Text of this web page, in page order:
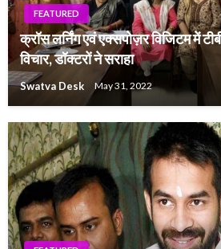
FEATURED
क्रॉस लर्निंग एवं एक्सपोज़र विजिटम में
विचार, डॉक्टरों ने सराहा
Swatva Desk May 31, 2022